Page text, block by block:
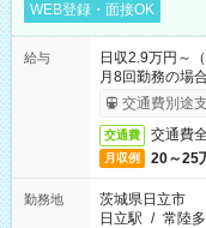
WEB登録・面接OK
給与
日収2.9万円～
月8回勤務の場合
交通費別途
交通費 交通費
月収例 20～25
勤務地
茨城県日立市
日立駅 / 常陸